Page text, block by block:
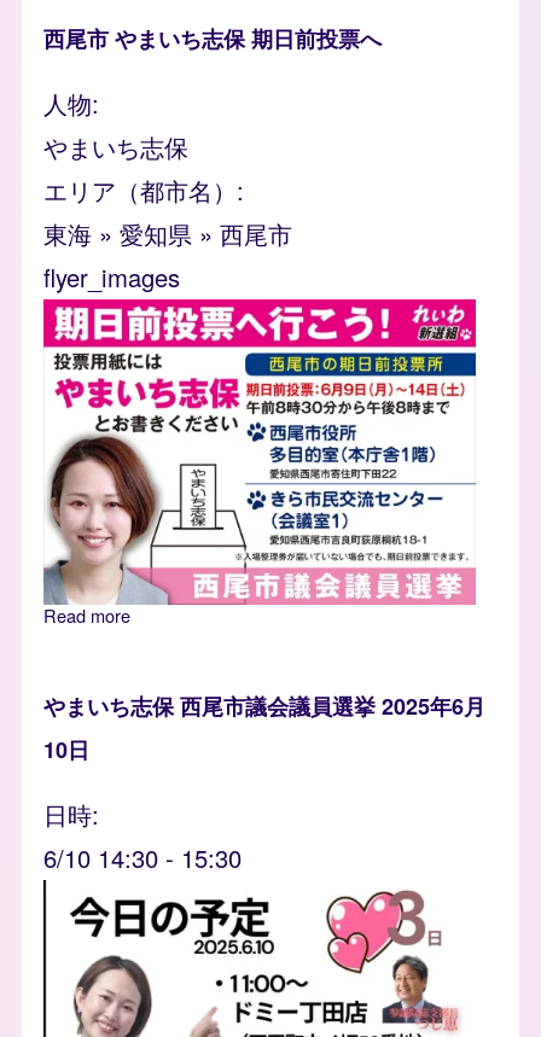
西尾市 やまいち志保 期日前投票へ
人物
やまいち志保
エリア（都市名）
東海 » 愛知県 » 西尾市
flyer_images
Image
Read more
やまいち志保 西尾市議会議員選挙 2025年6月
10日
日時
6/10 14:30 - 15:30
event_banner
Image